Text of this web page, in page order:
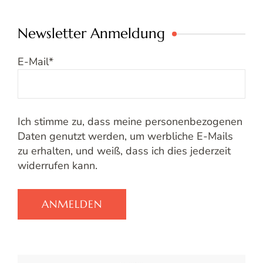
Newsletter Anmeldung
E-Mail*
Ich stimme zu, dass meine personenbezogenen
Daten genutzt werden, um werbliche E-Mails
zu erhalten, und weiß, dass ich dies jederzeit
widerrufen kann.